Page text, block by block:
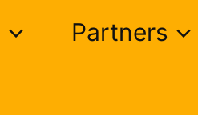
Partners